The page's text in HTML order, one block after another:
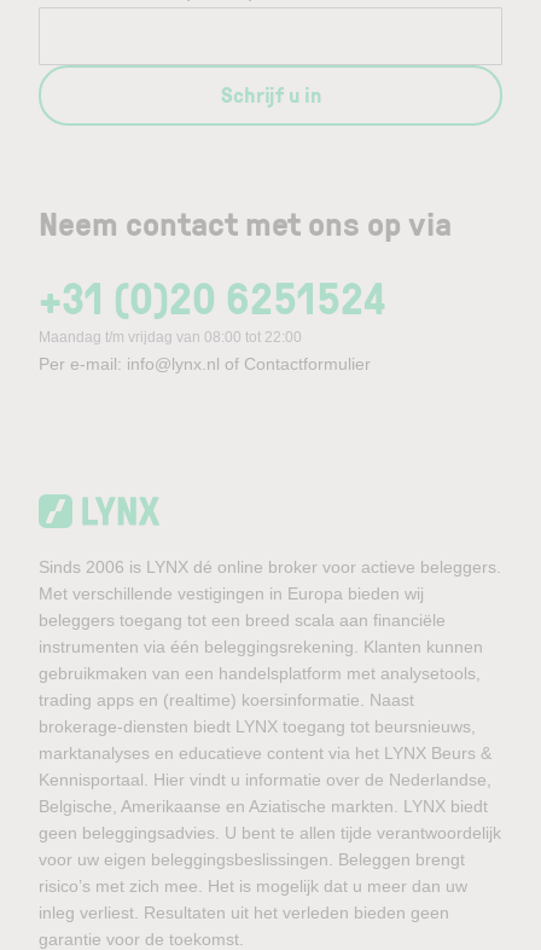
Neem contact met ons op via
+31 (0)20 6251524
Maandag t/m vrijdag van 08:00 tot 22:00
Per e-mail: info@lynx.nl of Contactformulier
Schrijf u in
Sinds 2006 is LYNX dé online broker voor actieve beleggers.
Met verschillende vestigingen in Europa bieden wij
beleggers toegang tot een breed scala aan financiële
instrumenten via één beleggingsrekening. Klanten kunnen
gebruikmaken van een handelsplatform met analysetools,
trading apps en (realtime) koersinformatie. Naast
brokerage-diensten biedt LYNX toegang tot beursnieuws,
marktanalyses en educatieve content via het LYNX Beurs &
Kennisportaal. Hier vindt u informatie over de Nederlandse,
Belgische, Amerikaanse en Aziatische markten. LYNX biedt
geen beleggingsadvies. U bent te allen tijde verantwoordelijk
voor uw eigen beleggingsbeslissingen. Beleggen brengt
risico’s met zich mee. Het is mogelijk dat u meer dan uw
inleg verliest. Resultaten uit het verleden bieden geen
garantie voor de toekomst.